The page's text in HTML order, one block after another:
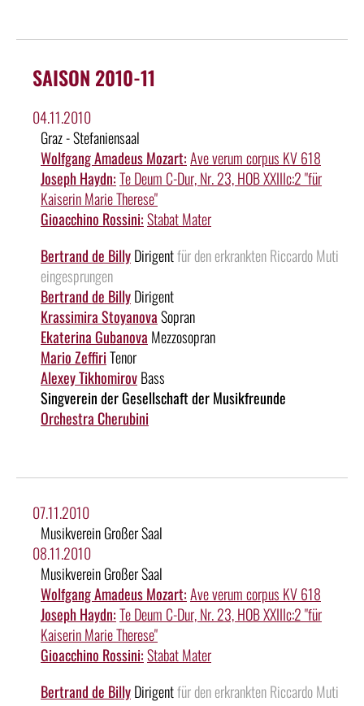
SAISON 2010-11
04.11.2010
Graz - Stefaniensaal
Wolfgang Amadeus Mozart:Ave verum corpus KV 618
Joseph Haydn:Te Deum C-Dur, Nr. 23, HOB XXIIIc:2 "für
Kaiserin Marie Therese"
Gioacchino Rossini:Stabat Mater
Bertrand de BillyDirigentfür den erkrankten Riccardo Muti
eingesprungen
Bertrand de BillyDirigent
Krassimira StoyanovaSopran
Ekaterina Gubanova Mezzosopran
Mario ZeffiriTenor
Alexey TikhomirovBass
Singverein der Gesellschaft der Musikfreunde
Orchestra Cherubini
07.11.2010
Musikverein Großer Saal
08.11.2010
Musikverein Großer Saal
Wolfgang Amadeus Mozart:Ave verum corpus KV 618
Joseph Haydn:Te Deum C-Dur, Nr. 23, HOB XXIIIc:2 "für
Kaiserin Marie Therese"
Gioacchino Rossini:Stabat Mater
Bertrand de BillyDirigentfür den erkrankten Riccardo Muti